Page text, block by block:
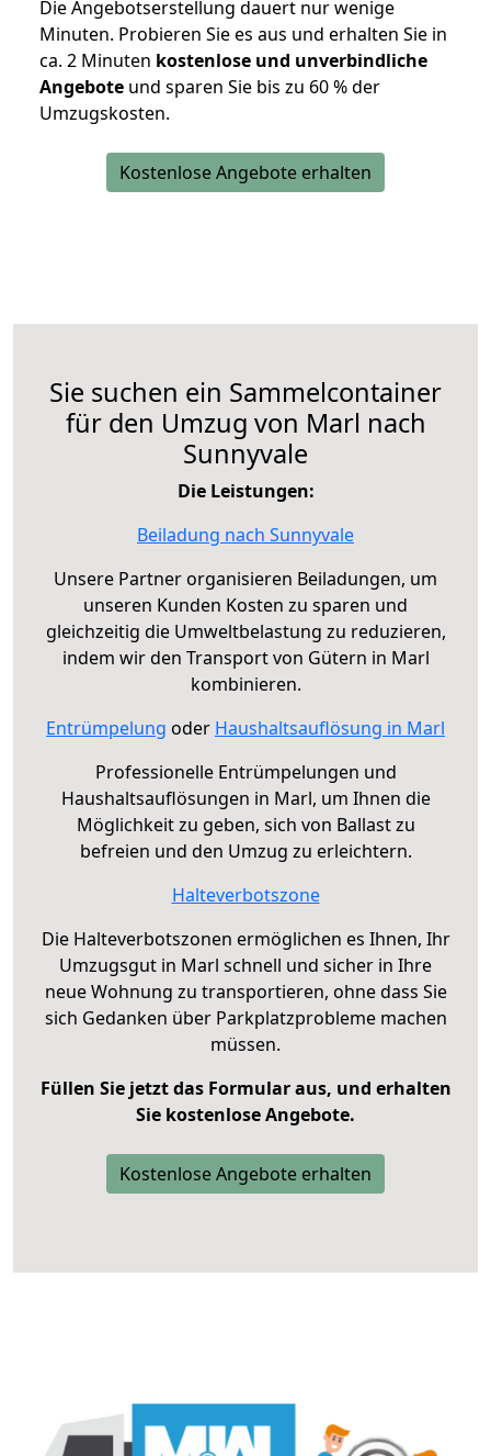
Die Angebotserstellung dauert nur wenige
Minuten. Probieren Sie es aus und erhalten Sie in
ca. 2 Minuten kostenlose und unverbindliche
Angebote und sparen Sie bis zu 60 % der
Umzugskosten.
Kostenlose Angebote erhalten
Sie suchen ein Sammelcontainer
für den Umzug von Marl nach
Sunnyvale
Die Leistungen:
Beiladung nach Sunnyvale
Unsere Partner organisieren Beiladungen, um
unseren Kunden Kosten zu sparen und
gleichzeitig die Umweltbelastung zu reduzieren,
indem wir den Transport von Gütern in Marl
kombinieren.
Entrümpelung oder Haushaltsauflösung in Marl
Professionelle Entrümpelungen und
Haushaltsauflösungen in Marl, um Ihnen die
Möglichkeit zu geben, sich von Ballast zu
befreien und den Umzug zu erleichtern.
Halteverbotszone
Die Halteverbotszonen ermöglichen es Ihnen, Ihr
Umzugsgut in Marl schnell und sicher in Ihre
neue Wohnung zu transportieren, ohne dass Sie
sich Gedanken über Parkplatzprobleme machen
müssen.
Füllen Sie jetzt das Formular aus, und erhalten
Sie kostenlose Angebote.
Kostenlose Angebote erhalten